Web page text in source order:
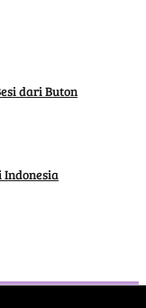
dari Buton
Indonesia